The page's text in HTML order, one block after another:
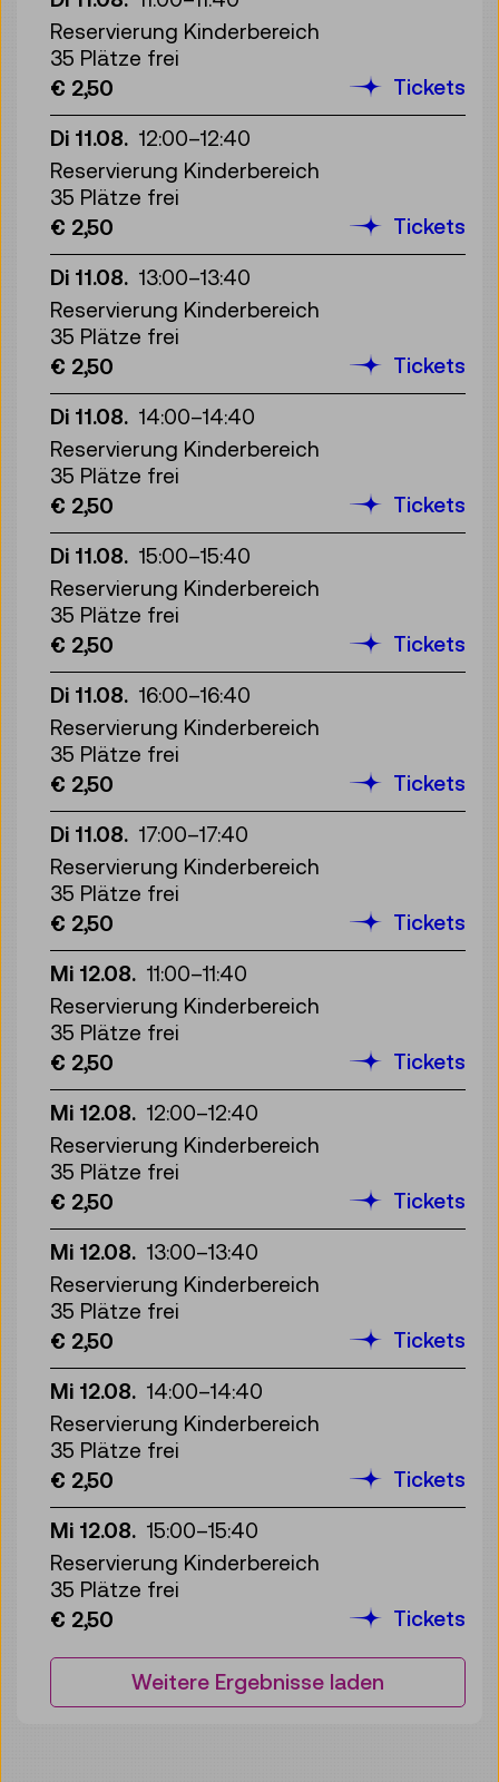
Reservierung Kinderbereich
35 Plätze frei
€ 2,50
Tickets
Di 11.08. 12:00–12:40
Reservierung Kinderbereich
35 Plätze frei
€ 2,50
Tickets
Di 11.08. 13:00–13:40
Reservierung Kinderbereich
35 Plätze frei
€ 2,50
Tickets
Di 11.08. 14:00–14:40
Reservierung Kinderbereich
35 Plätze frei
€ 2,50
Tickets
Di 11.08. 15:00–15:40
Reservierung Kinderbereich
35 Plätze frei
€ 2,50
Tickets
Di 11.08. 16:00–16:40
Reservierung Kinderbereich
35 Plätze frei
€ 2,50
Tickets
Di 11.08. 17:00–17:40
Reservierung Kinderbereich
35 Plätze frei
€ 2,50
Tickets
Mi 12.08. 11:00–11:40
Reservierung Kinderbereich
35 Plätze frei
€ 2,50
Tickets
Mi 12.08. 12:00–12:40
Reservierung Kinderbereich
35 Plätze frei
€ 2,50
Tickets
Mi 12.08. 13:00–13:40
Reservierung Kinderbereich
35 Plätze frei
€ 2,50
Tickets
Mi 12.08. 14:00–14:40
Reservierung Kinderbereich
35 Plätze frei
€ 2,50
Tickets
Mi 12.08. 15:00–15:40
Reservierung Kinderbereich
35 Plätze frei
€ 2,50
Tickets
Weitere Ergebnisse laden